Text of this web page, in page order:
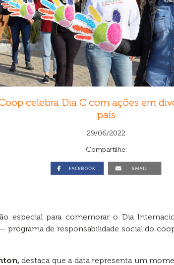
celebra Dia C com ações em
país
29/06/2022
Compartilhe:
especial para comemorar o Dia
programa de responsabilidade social do
destaca que a data representa um